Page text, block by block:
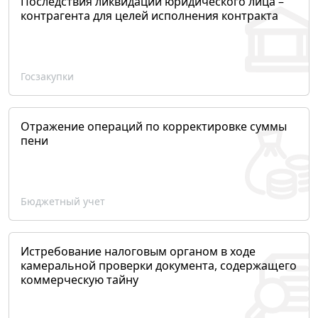
контрагента для целей исполнения контракта
Госзакупки
Отражение операций по корректировке суммы
пени
Бюджетный учет
Истребование налоговым органом в ходе
камеральной проверки документа, содержащего
коммерческую тайну